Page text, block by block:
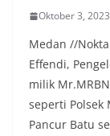
Oktober 3, 2023
Medan //
Effendi,
milik
seperti Polsek
Pancur Batu